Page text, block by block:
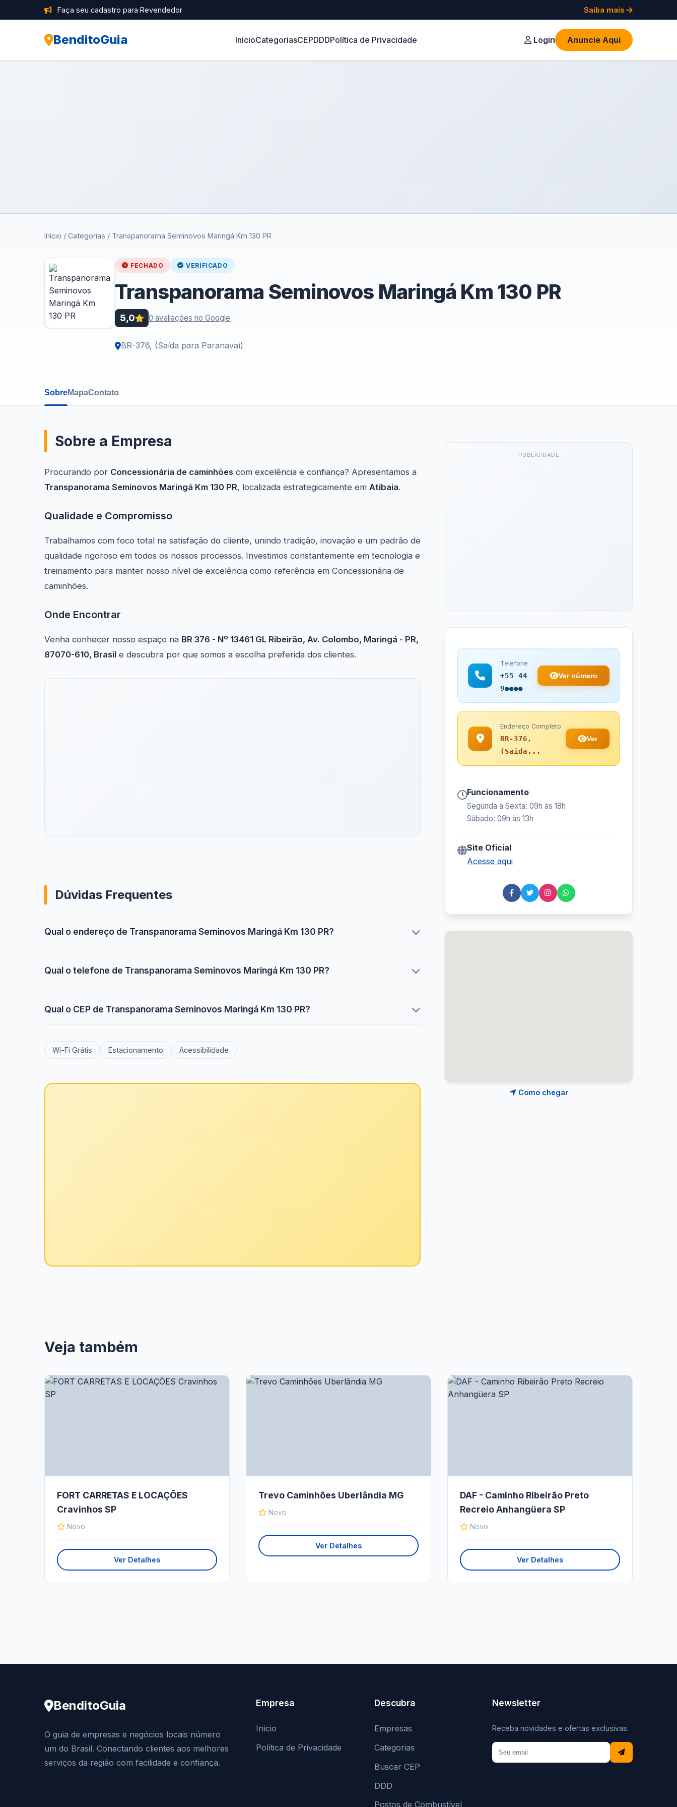
Faça seu cadastro para Revendedor Saiba mais
BenditoGuia InícioCategoriasCEPDDDPolítica de Privacidade Login Anuncie Aqui
Início / Categorias / Transpanorama Seminovos Maringá Km 130 PR
FECHADO VERIFICADO
Transpanorama Seminovos Maringá Km 130 PR
5,0 0 avaliações no Google
BR-376, (Saída para Paranavaí)
SobreMapaContato
Sobre a Empresa
Procurando por Concessionária de caminhões com excelência e confiança? Apresentamos a
Transpanorama Seminovos Maringá Km 130 PR, localizada estrategicamente em Atibaia.
Qualidade e Compromisso
Trabalhamos com foco total na satisfação do cliente, unindo tradição, inovação e um padrão de
qualidade rigoroso em todos os nossos processos. Investimos constantemente em tecnologia e
treinamento para manter nosso nível de excelência como referência em Concessionária de
caminhões.
Onde Encontrar
Venha conhecer nosso espaço na BR 376 - Nº 13461 GL Ribeirão, Av. Colombo, Maringá - PR,
87070-610, Brasil e descubra por que somos a escolha preferida dos clientes.
Dúvidas Frequentes
Qual o endereço de Transpanorama Seminovos Maringá Km 130 PR?
Qual o telefone de Transpanorama Seminovos Maringá Km 130 PR?
Qual o CEP de Transpanorama Seminovos Maringá Km 130 PR?
Wi-Fi Grátis Estacionamento Acessibilidade
PUBLICIDADE
Telefone
+55 44
9●●●●
Ver número
Endereço Completo
BR-376,
(Saída...
Ver
Funcionamento
Segunda a Sexta: 09h às 18h
Sábado: 09h às 13h
Site Oficial
Acesse aqui
Como chegar
Veja também
FORT CARRETAS E LOCAÇÕES
Cravinhos SP
Novo
Ver Detalhes
Trevo Caminhões Uberlândia MG
Novo
Ver Detalhes
DAF - Caminho Ribeirão Preto
Recreio Anhangüera SP
Novo
Ver Detalhes
BenditoGuia
O guia de empresas e negócios locais número
um do Brasil. Conectando clientes aos melhores
serviços da região com facilidade e confiança.
Empresa
Início
Política de Privacidade
Descubra
Empresas
Categorias
Buscar CEP
DDD
Postos de Combustível
Newsletter
Receba novidades e ofertas exclusivas.